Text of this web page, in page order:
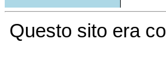
Questo sito era